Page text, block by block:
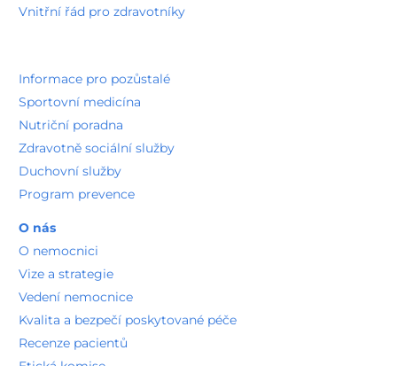
Vnitřní řád pro zdravotníky
Informace pro pozůstalé
Sportovní medicína
Nutriční poradna
Zdravotně sociální služby
Duchovní služby
Program prevence
O nás
O nemocnici
Vize a strategie
Vedení nemocnice
Kvalita a bezpečí poskytované péče
Recenze pacientů